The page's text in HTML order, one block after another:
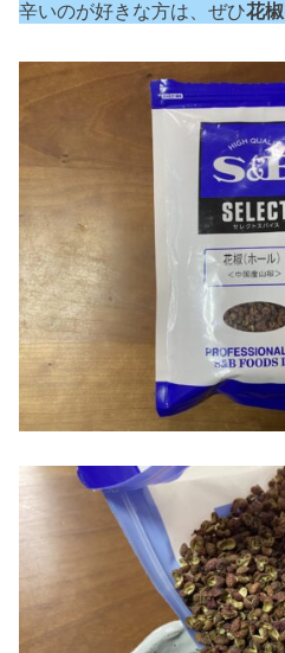
辛いのが好きな方は、ぜひ花椒